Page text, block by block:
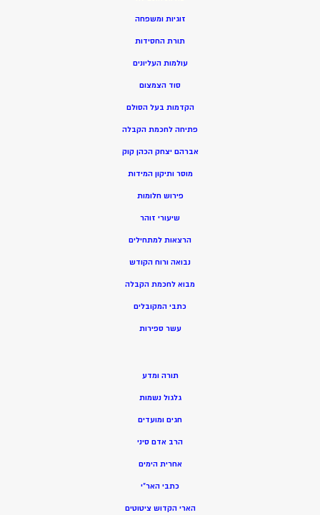
זוגיות ומשפחה
תורת החסידות
עולמות העליונים
סוד הצמצום
הקדמות בעל הסולם
פתיחה לחכמת הקבלה
אברהם יצחק הכהן קוק
מוסר ותיקון המידות
פירוש חלומות
שיעורי זוהר
הרצאות למתחילים
נבואה ורוח הקודש
מבוא לחכמת הקבלה
כתבי המקובלים
עשר ספירות
תורה ומדע
גלגול נשמות
חגים ומועדים
הרב אדם סיני
אחרית הימים
כתבי האר”י
הארי הקדוש ציטוטים